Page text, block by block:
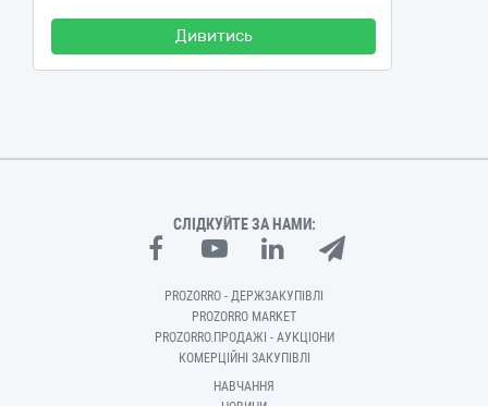
Дивитись
СЛІДКУЙТЕ ЗА НАМИ:
PROZORRO - ДЕРЖЗАКУПІВЛІ
PROZORRO MARKET
PROZORRO.ПРОДАЖІ - АУКЦІОНИ
КОМЕРЦІЙНІ ЗАКУПІВЛІ
НАВЧАННЯ